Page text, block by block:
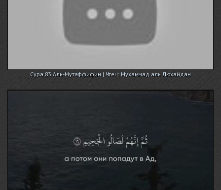
Сура 83 Аль-Мутаффифин | Чтец: Мухаммад аль Люхайдан